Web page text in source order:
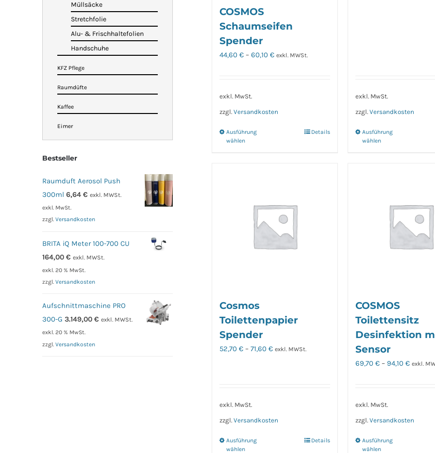
COSMOS
Schaumseifen
Spender
44,60€ –60,10€ exkl. MWSt.
exkl. MwSt.
zzgl.Versandkosten
Ausführung
wählen
Die
Optionen
Details
exkl. MwSt.
zzgl.Versandkosten
Ausführung
wählen
Die
Cosmos
Toilettenpapier
Spender
52,70€ –71,60€ exkl. MWSt.
exkl. MwSt.
zzgl.Versandkosten
Ausführung
wählen
Details
COSMOS
Toilettensitz
Desinfektion
Sensor
69,70€ – 94,10€ exkl.
exkl. MwSt.
zzgl.Versandkosten
Ausführung
wählen
Müllsäcke
Stretchfolie
Alu- & Frischhaltefolien
Handschuhe
KFZ Pflege
Raumdüfte
Kaffee
Eimer
Bestseller
Raumduft Aerosol Push
300ml 6,64 € exkl. MWSt.
exkl. MwSt.
zzgl. Versandkosten
BRITA iQ Meter 100-700 CU
164,00 € exkl. MWSt.
exkl. 20 % MwSt.
zzgl. Versandkosten
Aufschnittmaschine PRO
300-G 3.149,00 € exkl. MWSt.
exkl. 20 % MwSt.
zzgl. Versandkosten